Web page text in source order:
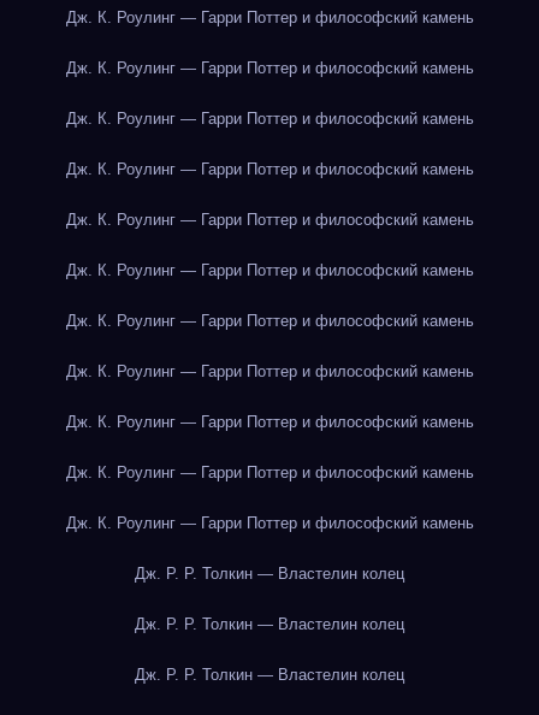
Дж. К. Роулинг — Гарри Поттер и философский камень
Дж. К. Роулинг — Гарри Поттер и философский камень
Дж. К. Роулинг — Гарри Поттер и философский камень
Дж. К. Роулинг — Гарри Поттер и философский камень
Дж. К. Роулинг — Гарри Поттер и философский камень
Дж. К. Роулинг — Гарри Поттер и философский камень
Дж. К. Роулинг — Гарри Поттер и философский камень
Дж. К. Роулинг — Гарри Поттер и философский камень
Дж. К. Роулинг — Гарри Поттер и философский камень
Дж. К. Роулинг — Гарри Поттер и философский камень
Дж. К. Роулинг — Гарри Поттер и философский камень
Дж. Р. Р. Толкин — Властелин колец
Дж. Р. Р. Толкин — Властелин колец
Дж. Р. Р. Толкин — Властелин колец